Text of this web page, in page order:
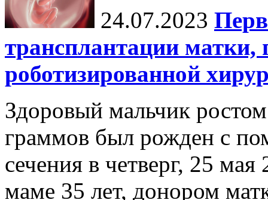
24.07.2023
трансплантации
роботизированной
Здоровый мальчик
граммов был рожден с
сечения в четверг, 25
маме 35 лет, донором